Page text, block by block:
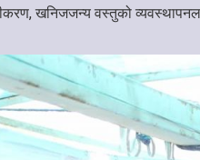
खनिजजन्य वस्तुको